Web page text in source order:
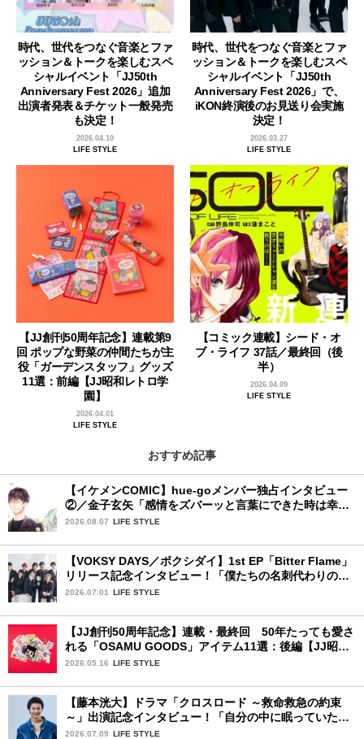
時代、世代をつなぐ音楽とファ
ッション＆トークを楽しむスペ
シャルイベント「JJ50th
Anniversary Fest 2026」追加
出演者発表＆チケット一般発売
も決定！
2026.04.10
LIFE STYLE
時代、世代をつなぐ音楽とファ
ッション＆トークを楽しむスペ
シャルイベント「JJ50th
Anniversary Fest 2026」で、
iKON終演後のお見送り会実施
決定！
2026.03.27
LIFE STYLE
【JJ創刊50周年記念】連載第9
回 ポップな野菜の仲間たちが主
役「ガーデンスタッフ」グッズ
11選：前編【JJ昭和レトロ学
園】
2026.04.01
LIFE STYLE
【コミック連載】シード・オ
ブ・ライフ 37話／最終回（後
半）
2026.04.09
LIFE STYLE
おすすめ記事
【イケメンCOMIC】hue-goメンバー独占インタビュー
②／金子玄矢「感情をズバーッと言葉にできた時は幸
せ〜」
2026.08.07 LIFE STYLE
【VOKSY DAYS／ボクシダイ】1st EP「Bitter Flame」
リリース記念インタビュー！「僕たちの名刺代わりのよ
うなアルバム」
2026.07.01 LIFE STYLE
【JJ創刊50周年記念】連載・最終回 50年たっても愛さ
れる「OSAMU GOODS」アイテム11選：後編【JJ昭和
レトロ学園】
2026.05.16 LIFE STYLE
【藤本洸大】ドラマ「クロスロード ～救命救急の約束
～」出演記念インタビュー！「自分の中に眠っていた熱
を思い出させてもらった作品です」
2026.07.09 LIFE STYLE